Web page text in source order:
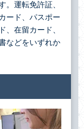
。運転免許証、
ード、パスポー
、在留カード、
などをいずれか